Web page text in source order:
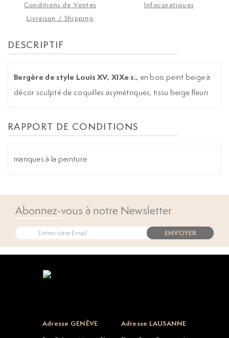
Conditions de Ventes
Infos pratiques
Livraison / Shipping
DESCRIPTIF
Bergère de style Louis XV, XIXe s., en bois peint beige à
décor sculpté de coquilles asymétriques, tissu beige fleuri
RAPPORT DE CONDITIONS
manques à la peinture
Abonnez-vous à notre Newsletter
ENVOYER
Adresse GENÈVE
Adresse LAUSANNE